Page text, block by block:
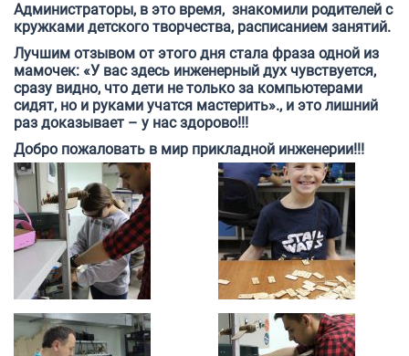
Администраторы, в это время, знакомили родителей с
кружками детского творчества, расписанием занятий.
Лучшим отзывом от этого дня стала фраза одной из
мамочек: «У вас здесь инженерный дух чувствуется,
сразу видно, что дети не только за компьютерами
сидят, но и руками учатся мастерить»., и это лишний
раз доказывает – у нас здорово!!!
Добро пожаловать в мир прикладной инженерии!!!